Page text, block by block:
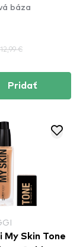
báza
12,99 €
Pridať
My Skin Tone